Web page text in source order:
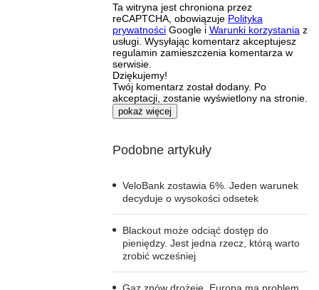
Ta witryna jest chroniona przez
reCAPTCHA, obowiązuje Polityka
prywatności Google i Warunki korzystania z
usługi. Wysyłając komentarz akceptujesz
regulamin zamieszczenia komentarza w
serwisie.
Dziękujemy!
Twój komentarz został dodany. Po
akceptacji, zostanie wyświetlony na stronie.
pokaż więcej
Podobne artykuły
VeloBank zostawia 6%. Jeden warunek
decyduje o wysokości odsetek
Blackout może odciąć dostęp do
pieniędzy. Jest jedna rzecz, którą warto
zrobić wcześniej
Gaz znów drożeje. Europa ma problem